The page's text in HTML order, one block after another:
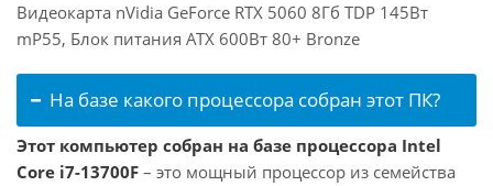
Видеокарта nVidia GeForce RTX 5060 8Гб TDP 145Вт
mP55, Блок питания ATX 600Вт 80+ Bronze
На базе какого процессора собран этот ПК?
Этот компьютер собран на базе процессора Intel
Core i7-13700F – это мощный процессор из семейства